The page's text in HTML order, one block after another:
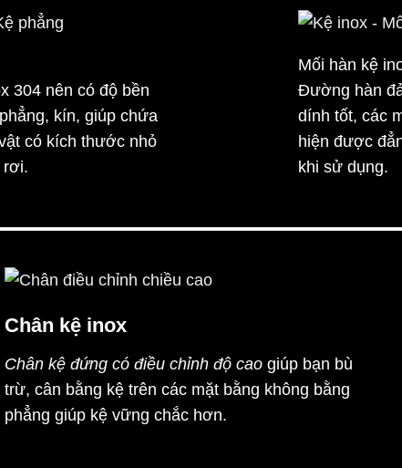
304 nên có độ bền
kín, giúp chứa
có kích thước nhỏ
rơi.
Mối hàn kệ
Đường hàn
dính tốt, các
hiện được
khi sử dụng.
Chân kệ inox
Chân kệ đứng có điều chỉnh độ cao giúp bạn bù
trừ, cân bằng kệ trên các mặt bằng không bằng
phẳng giúp kệ vững chắc hơn.